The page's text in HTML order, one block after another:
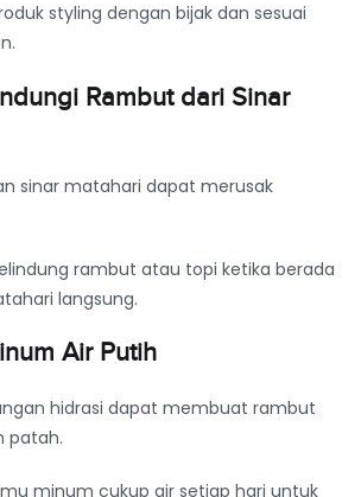
styling dengan bijak dan sesuai
Rambut dari Sinar
sinar matahari dapat merusak
rambut atau topi ketika berada
langsung.
Air Putih
hidrasi dapat membuat rambut
patah.
minum cukup air setiap hari untuk